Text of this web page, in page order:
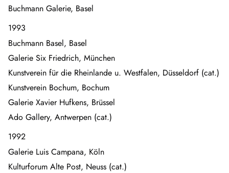
Buchmann Galerie, Basel
1993
Buchmann Basel, Basel
Galerie Six Friedrich, München
Kunstverein für die Rheinlande u. Westfalen, Düsseldorf (cat.)
Kunstverein Bochum, Bochum
Galerie Xavier Hufkens, Brüssel
Ado Gallery, Antwerpen (cat.)
1992
Galerie Luis Campana, Köln
Kulturforum Alte Post, Neuss (cat.)